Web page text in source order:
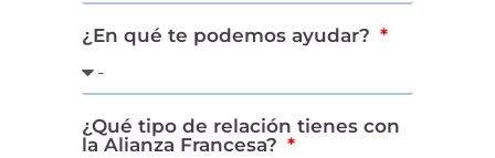
¿En qué te podemos ayudar?
¿Qué tipo de relación tienes con
la Alianza Francesa?